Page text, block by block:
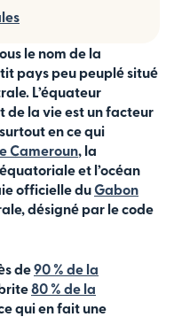
le nom de la
pays peu peuplé situé
L’équateur
de la vie est un facteur
en ce qui
Cameroun, la
et l’océan
officielle duGabon
désigné par le code
de90 % de la
80 % de la
qui en fait une